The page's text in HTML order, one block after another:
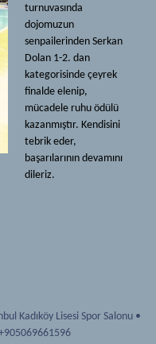
turnuvasında
dojomuzun
senpailerinden Serkan
Dolan 1-2. dan
kategorisinde çeyrek
finalde elenip,
mücadele ruhu ödülü
kazanmıştır. Kendisini
tebrik eder,
başarılarının devamını
dileriz.
Kadıköy Lisesi Spor Salonu•